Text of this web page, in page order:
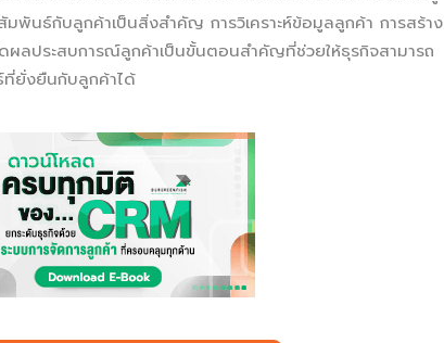
พันธ์กับลูกค้าเป็นสิ่งสำคัญ การวิเคราะห์ข้อมูลลูกค้า การสร้าง
ลประสบการณ์ลูกค้าเป็นขั้นตอนสำคัญที่ช่วยให้ธุรกิจสามารถ
ที่ยั่งยืนกับลูกค้าได้